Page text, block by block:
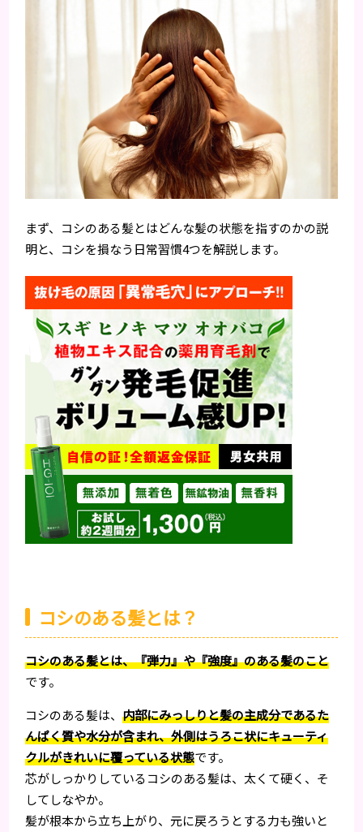
まず、コシのある髪とはどんな髪の状態を指すのかの説
明と、コシを損なう日常習慣4つを解説します。
コシのある髪とは？
コシのある髪とは、『弾力』や『強度』のある髪のこと
です。
コシのある髪は、内部にみっしりと髪の主成分であるた
んぱく質や水分が含まれ、外側はうろこ状にキューティ
クルがきれいに覆っている状態です。
芯がしっかりしているコシのある髪は、太くて硬く、そ
してしなやか。
髪が根本から立ち上がり、元に戻ろうとする力も強いと